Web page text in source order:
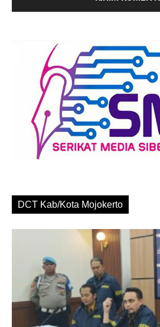
DCT Kab/Kota Mojokerto